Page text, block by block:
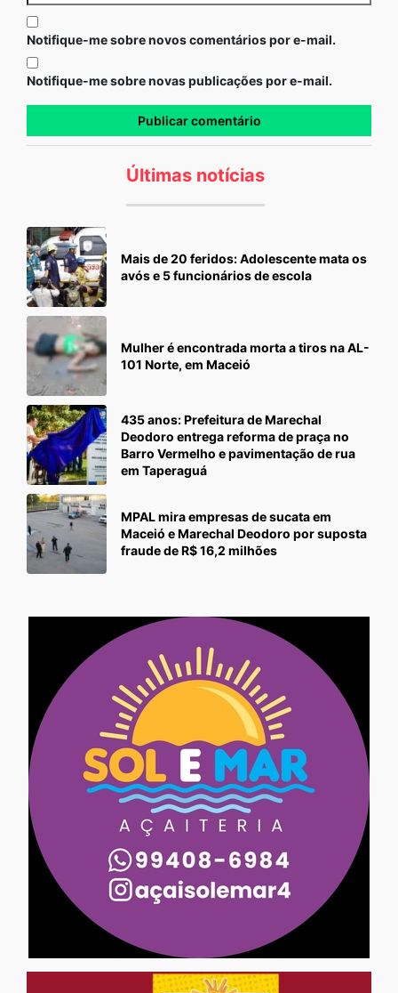
Notifique-me sobre novos comentários por e-mail.
Notifique-me sobre novas publicações por e-mail.
Últimas notícias
Mais de 20 feridos: Adolescente mata os
avós e 5 funcionários de escola
Mulher é encontrada morta a tiros na AL-
101 Norte, em Maceió
435 anos: Prefeitura de Marechal
Deodoro entrega reforma de praça no
Barro Vermelho e pavimentação de rua
em Taperaguá
MPAL mira empresas de sucata em
Maceió e Marechal Deodoro por suposta
fraude de R$ 16,2 milhões